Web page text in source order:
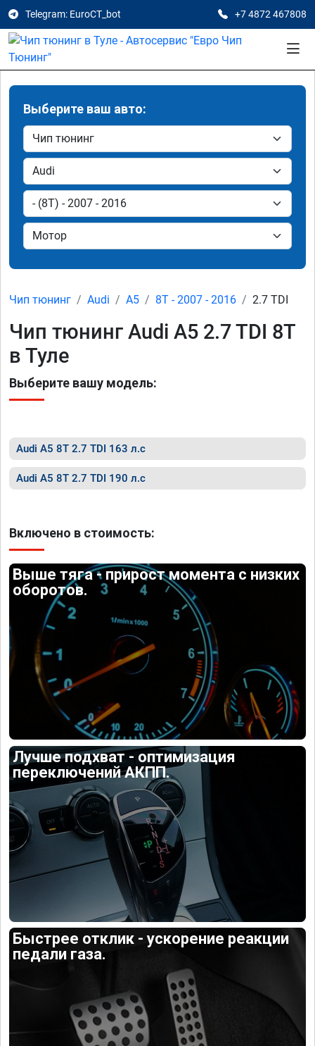
Telegram: EuroCT_bot +7 4872 467808
Выберите ваш авто:
Чип тюнинг Audi A5 8T - 2007 - 2016 2.7 TDI
Чип тюнинг Audi A5 2.7 TDI 8T
в Туле
Выберите вашу модель:
Audi A5 8T 2.7 TDI 163 л.с
Audi A5 8T 2.7 TDI 190 л.с
Включено в стоимость:
Выше тяга - прирост момента с низких
оборотов.
Лучше подхват - оптимизация
переключений АКПП.
Быстрее отклик - ускорение реакции
педали газа.